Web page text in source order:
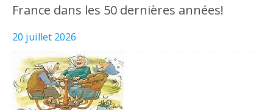
France dans les 50 dernières années!
20 juillet 2026